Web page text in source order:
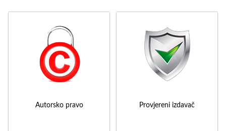
Autorsko pravo Provjereni izdavač